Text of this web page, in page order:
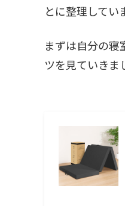
とに整理してい
まずは自分の寝
ツを見ていきま